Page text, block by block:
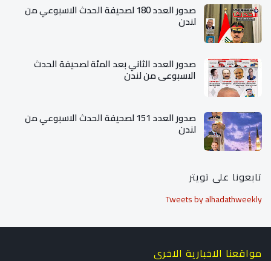
صدور العدد 180 لصحيفة الحدث الاسبوعي من
لندن
صدور العدد الثاني بعد المئة لصحيفة الحدث
الاسبوعي من لندن
صدور العدد 151 لصحيفة الحدث الاسبوعي من
لندن
تابعونا على تويتر
Tweets by alhadathweekly
مواقعنا الاخبارية الاخرى